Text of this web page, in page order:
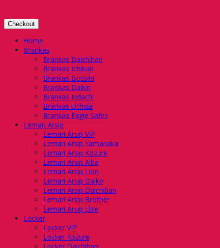
Checkout
Home
Brankas
Brankas Daichiban
Brankas Ichiban
Brankas Bossini
Brankas Daikin
Brankas Indachi
Brankas Uchida
Brankas Eagle Safes
Lemari Arsip
Lemari Arsip VIP
Lemari Arsip Yamanaka
Lemari Arsip Kozure
Lemari Arsip Alba
Lemari Arsip Lion
Lemari Arsip Daiko
Lemari Arsip Daichiban
Lemari Arsip Brother
Lemari Arsip Elite
Locker
Locker VIP
Locker Kozure